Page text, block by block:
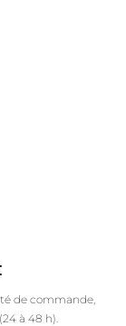
de commande,
à 48 h).